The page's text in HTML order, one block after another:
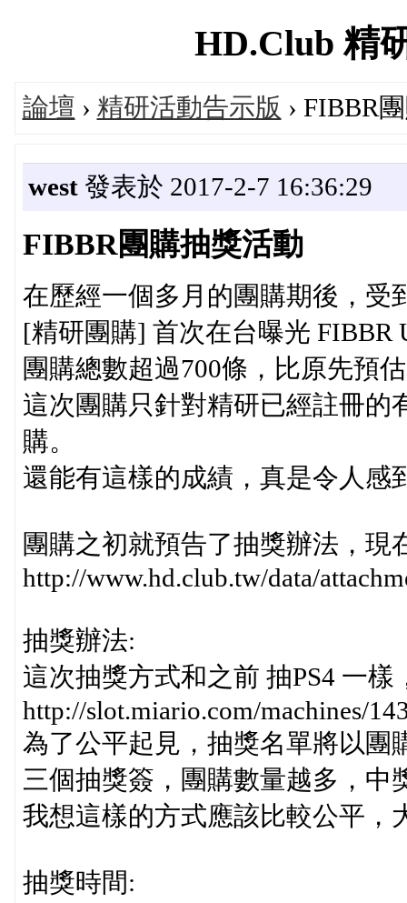
HD.Club 精
論壇 › 精研活動告示版 › FIBBR
west發表於 2017-2-7 16:36:29
FIBBR團購抽獎活動
在歷經一個多月的團購期後，受
[精研團購] 首次在台曝光
團購總數超過700條，比原先預
這次團購只針對精研已經註冊的
購。
還能有這樣的成績，真是令人感
團購之初就預告了抽獎辦法，現
http://www.hd.club.tw/data/
抽獎辦法:
這次抽獎方式和之前 抽PS4 一
http://slot.miario.com/machines/
為了公平起見，抽獎名單將以團
三個抽獎簽，團購數量越多，中
我想這樣的方式應該比較公平，
抽獎時間: